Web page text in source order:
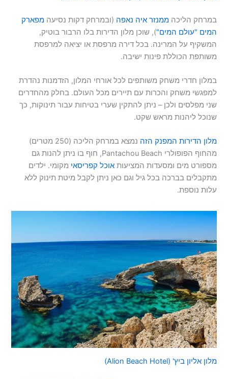
במרחק הליכהממנזר איה נאפה (ובמרחק דקות נסיעהמפארק
המים "עולם המים"), שוכן מלון הדירות בלו הרבור בוטיק,
המשקיף על המרינה. בכל דירה מרפסת או יציאה למרפסת
משותפת הכוללת פינות ישיבה.
במלון חדרי משחק משותפים לכל אורחי המלון, הזדמנות נהדרת
למפגשי משחק והכרות עם תיירים מכל העולם. בחלק מהחדרים
שני מפלסים ולכן – ניתן להתקין שערי בטיחות עבור תינוקות, כך
שנוכל ליהנות מראש שקט.
מלון הדירות המפנק הזה
נמצא במרחק הליכה (250 מטרים)
מהחוף הפופולרי Pantachou Beach, חוף בו ניתן להנות גם
מספורט מים ומסעדות המציעותאוכל קפריסאי מקומי. ילדים
מתקבלים בברכה בכל גיל וגם כאן ניתן לקבל מיטת תינוק ללא
עלות נוספת.
מלון אליון ביץ' (Alion Beach Hotel)